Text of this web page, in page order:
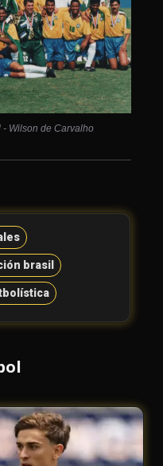
Wilson de Carvalho
brasil